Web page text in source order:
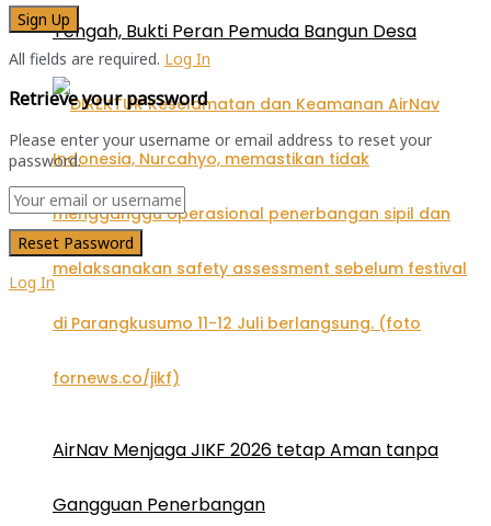
Tengah, Bukti Peran Pemuda Bangun Desa
AirNav Menjaga JIKF 2026 tetap Aman tanpa
Gangguan Penerbangan
All fields are required. Log In
Retrieve your password
Please enter your username or email address to reset your
password.
Log In